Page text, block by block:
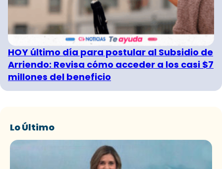
HOY último día para postular al Subsidio de
Arriendo: Revisa cómo acceder a los casi $7
millones del beneficio
Lo Último